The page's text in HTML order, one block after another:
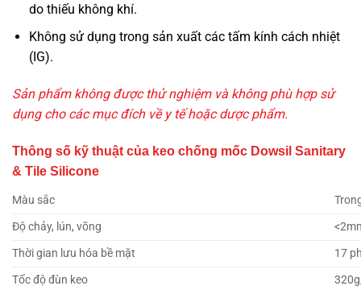
do thiếu không khí.
Không sử dụng trong sản xuất các tấm kính cách nhiệt
(IG).
Sản phẩm không được thử nghiệm và không phù hợp sử
dụng cho các mục đích về y tế hoặc dược phẩm.
Thông số kỹ thuật của keo chống mốc Dowsil Sanitary
& Tile Silicone
Màu sắc
Độ chảy, lún, võng
Thời gian lưu hóa bề mặt
17
Tốc độ đùn keo